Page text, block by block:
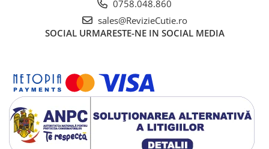
0758.048.860
sales@RevizieCutie.ro
SOCIAL URMARESTE-NE IN SOCIAL MEDIA